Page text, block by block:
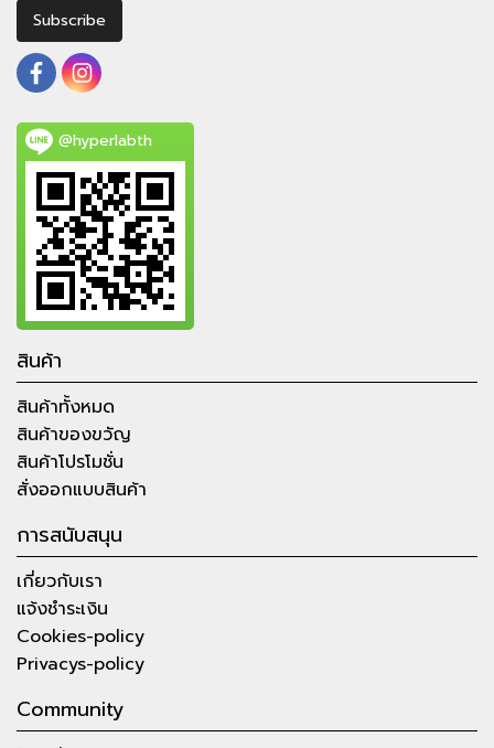
Subscribe
@hyperlabth
สินค้า
สินค้าทั้งหมด
สินค้าของขวัญ
สินค้าโปรโมชั่น
สั่งออกแบบสินค้า
การสนับสนุน
เกี่ยวกับเรา
แจ้งชำระเงิน
Cookies-policy
Privacys-policy
Community